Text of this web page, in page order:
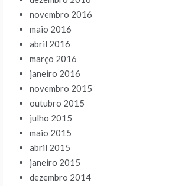
novembro 2016
maio 2016
abril 2016
março 2016
janeiro 2016
novembro 2015
outubro 2015
julho 2015
maio 2015
abril 2015
janeiro 2015
dezembro 2014